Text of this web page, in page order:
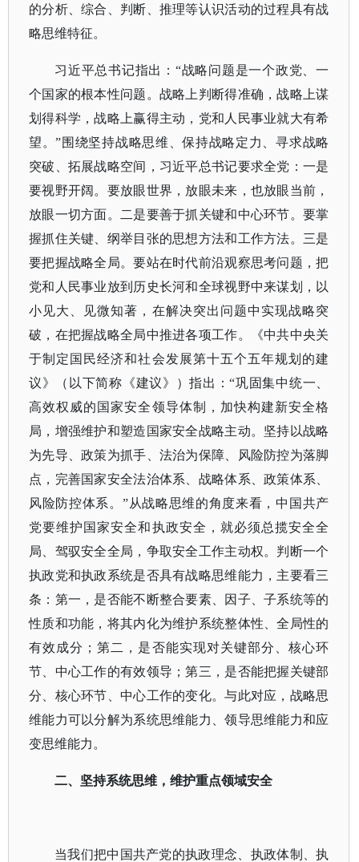
的分析、综合、判断、推理等认识活动的过程具有战
略思维特征。
习近平总书记指出： “战略问题是一个政党、一
个国家的根本性问题。战略上判断得准确，战略上谋
划得科学，战略上赢得主动，党和人民事业就大有希
望。”围绕坚持战略思维、保持战略定力、寻求战略
突破、拓展战略空间，习近平总书记要求全党：一是
要视野开阔。要放眼世界，放眼未来，也放眼当前，
放眼一切方面。二是要善于抓关键和中心环节。要掌
握抓住关键、纲举目张的思想方法和工作方法。三是
要把握战略全局。要站在时代前沿观察思考问题，把
党和人民事业放到历史长河和全球视野中来谋划，以
小见大、见微知著，在解决突出问题中实现战略突
破，在把握战略全局中推进各项工作。《中共中央关
于制定国民经济和社会发展第十五个五年规划的建
议》（以下简称《建议》）指出：“巩固集中统一、
高效权威的国家安全领导体制，加快构建新安全格
局，增强维护和塑造国家安全战略主动。坚持以战略
为先导、政策为抓手、法治为保障、风险防控为落脚
点，完善国家安全法治体系、战略体系、政策体系、
风险防控体系。”从战略思维的角度来看，中国共产
党要维护国家安全和执政安全，就必须总揽安全全
局、驾驭安全全局，争取安全工作主动权。判断一个
执政党和执政系统是否具有战略思维能力，主要看三
条：第一，是否能不断整合要素、因子、子系统等的
性质和功能，将其内化为维护系统整体性、全局性的
有效成分；第二，是否能实现对关键部分、核心环
节、中心工作的有效领导；第三，是否能把握关键部
分、核心环节、中心工作的变化。与此对应，战略思
维能力可以分解为系统思维能力、领导思维能力和应
变思维能力。
二、坚持系统思维，维护重点领域安全
当我们把中国共产党的执政理念、执政体制、执